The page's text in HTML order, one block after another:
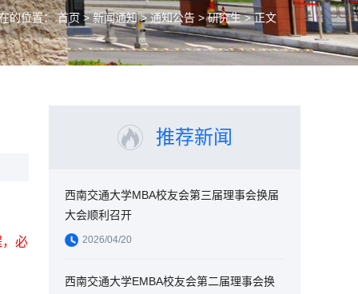
的位置：首页 >新闻通知>通知公告 >研究生> 正文
必
推荐新闻
西南交通大学MBA校友会第三届理事会换届
大会顺利召开
2026/04/20
西南交通大学EMBA校友会第二届理事会换